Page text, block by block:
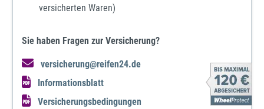
versicherten Waren)
Sie haben Fragen zur Versicherung?
versicherung@reifen24.de
Informationsblatt
Versicherungsbedingungen